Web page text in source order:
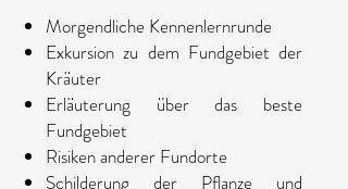
Morgendliche Kennenlernrunde
Exkursion zu dem Fundgebiet der
Kräuter
Erläuterung über das beste
Fundgebiet
Risiken anderer Fundorte
Schilderung der Pflanze und